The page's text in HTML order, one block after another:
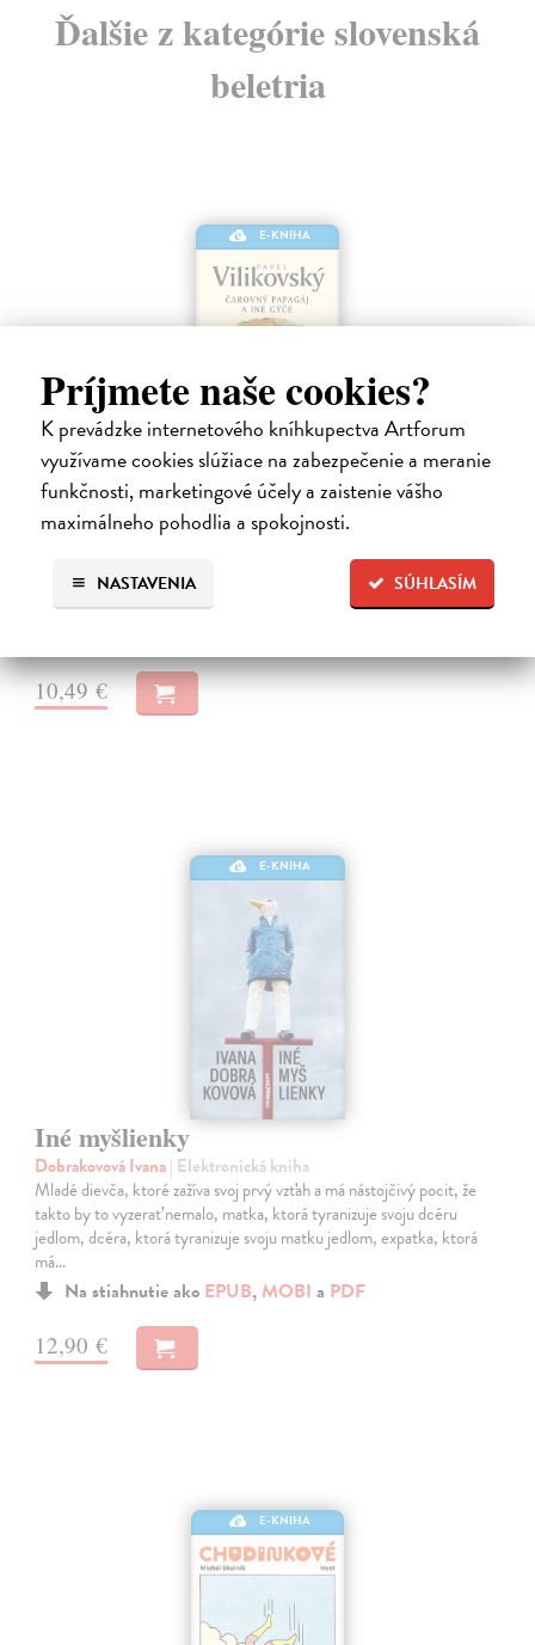
Príjmete naše cookies?
K prevádzke internetového kníhkupectva Artforum
využívame cookies slúžiace na zabezpečenie a meranie
funkčnosti, marketingové účely a zaistenie vášho
maximálneho pohodlia a spokojnosti.
SÚHLASÍM
NASTAVENIA
Ďalšie z kategórie slovenská
beletria
E-KNIHA
Čarovný papagáj a iné gýče
Vilikovský Pavel | Elektronická kniha
Čarovný papagáj a iné gýče je zbierka ôsmich poviedok. Okrem
typických autorových textov sú súčasťou zbierky aj iné zvláštne
poviedky.
10,49 €
E-KNIHA
Iné myšlienky
Dobrakovová Ivana| Elektronická kniha
Mladé dievča, ktoré zažíva svoj prvý vzťah a má nástojčivý pocit, že
takto by to vyzerať nemalo, matka, ktorá tyranizuje svoju dcéru
jedlom, dcéra, ktorá tyranizuje svoju matku jedlom, expatka, ktorá
má…
Na stiahnutie ako EPUB, MOBI a PDF
12,90 €
E-KNIHA